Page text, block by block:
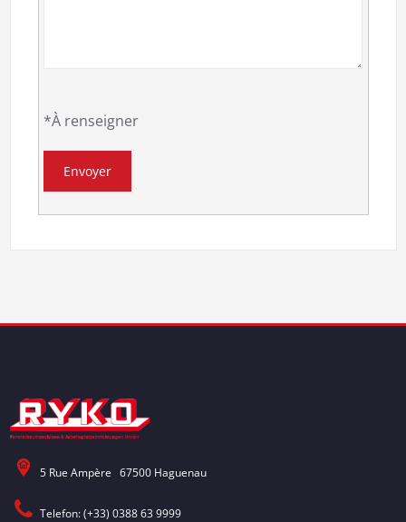
*À renseigner
5 Rue Ampère 67500 Haguenau
Telefon: (+33) 0388 63 9999